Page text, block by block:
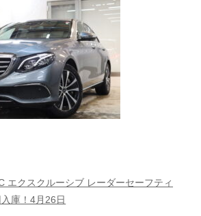
会社概要
納車blog
T.U.C.GROUP
エクスクルーシブ レーダーセーフティ
庫！4月26日